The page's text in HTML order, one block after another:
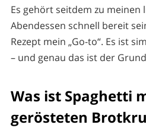
Es gehört seitdem zu meinen
Abendessen schnell bereit
Rezept mein „Go-to“. Es ist
– und genau das ist der
Was ist Spaghetti
gerösteten